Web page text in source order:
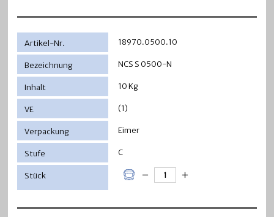
18970.0500.10
NCS S 0500-N
10 Kg
(1)
Eimer
C